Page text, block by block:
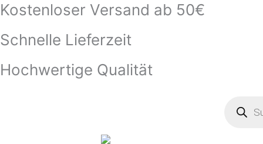
Zum
springen
Kostenloser Versand ab 50€
Schnelle Lieferzeit
Hochwertige Qualität